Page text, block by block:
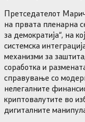
Претседателот
на првата пленарна
за демократија“, на
системска
механизми за
соработка и
справување со
нелегалните
криптовалутите во
дигиталните